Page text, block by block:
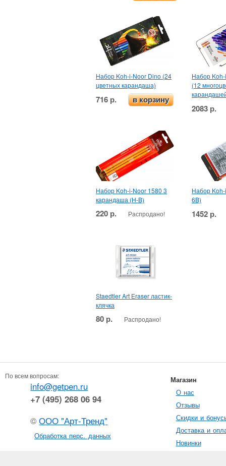
Набор Koh-i-Noor Dino (24
цветных карандаша)
716 р. в корзину
Набор Koh-
(12
2083 р.
Набор Koh-i-Noor 1580 3
карандаша (H-B)
220 р. Распродано!
Набор
6B)
1452 р.
Staedtler Art Eraser ластик-
клячка
80 р. Распродано!
По всем вопросам:
info@getpen.ru
+7 (495) 268 06 94
©ООО "Арт-Тренд"
Обработка перс. данных
Магазин
О нас
Отзывы
Скидки и
Доставка и
Новинки